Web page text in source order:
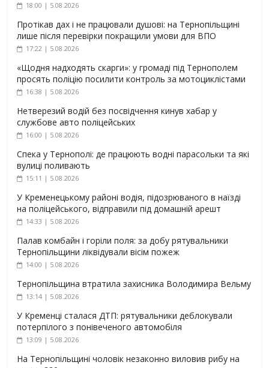
18:00 | 5.08.2026
Протікав дах і не працювали душові: на Тернопільщині
лише після перевірки покращили умови для ВПО
17:22 | 5.08.2026
«Щодня надходять скарги»: у громаді під Тернополем
просять поліцію посилити контроль за мотоциклістами
16:38 | 5.08.2026
Нетверезий водій без посвідчення кинув хабар у
службове авто поліцейських
16:00 | 5.08.2026
Спека у Тернополі: де працюють водні парасольки та які
вулиці поливають
15:11 | 5.08.2026
У Кременецькому районі водія, підозрюваного в наїзді
на поліцейського, відправили під домашній арешт
14:33 | 5.08.2026
Палав комбайн і горіли поля: за добу рятувальники
Тернопільщини ліквідували вісім пожеж
14:00 | 5.08.2026
Тернопільщина втратила захисника Володимира Вельму
13:14 | 5.08.2026
У Кременці сталася ДТП: рятувальники деблокували
потерпілого з понівеченого автомобіля
13:09 | 5.08.2026
На Тернопільщині чоловік незаконно виловив рибу на